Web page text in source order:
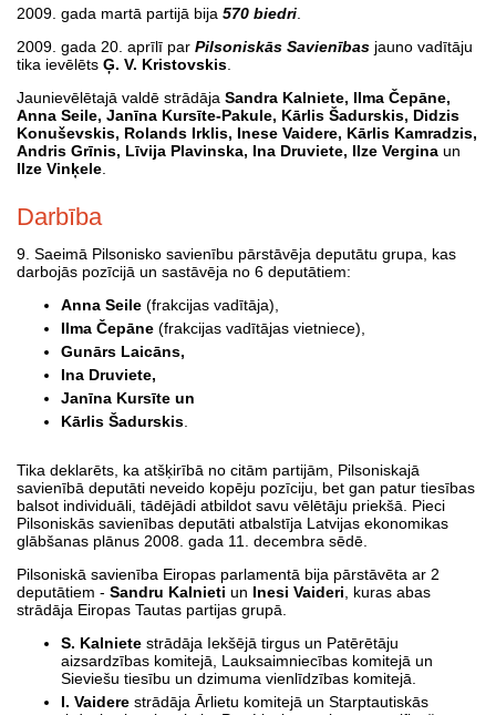
2009. gada martā partijā bija 570 biedri
2009. gada 20. aprīlī par Pilsoniskās Savienības jauno vadītāju
tika ievēlēts Ģ. V. Kristovskis
Jaunievēlētajā valdē strādāja Sandra Kalniete, Ilma Čepāne,
Anna Seile, Janīna Kursīte-Pakule, Kārlis Šadurskis, Didzis
Konuševskis, Rolands Irklis, Inese Vaidere, Kārlis Kamradzis,
Andris Grīnis, Līvija Plavinska, Ina Druviete, Ilze Vergina un
Ilze Vinķele
Darbība
9. Saeimā Pilsonisko savienību pārstāvēja deputātu grupa, kas
darbojās pozīcijā un sastāvēja no 6 deputātiem:
Anna Seile (frakcijas vadītāja),
Ilma Čepāne (frakcijas vadītājas vietniece),
Gunārs Laicāns,
Ina Druviete,
Janīna Kursīte un
Kārlis Šadurskis
Tika deklarēts, ka atšķirībā no citām partijām, Pilsoniskajā
savienībā deputāti neveido kopēju pozīciju, bet gan patur tiesības
balsot individuāli, tādējādi atbildot savu vēlētāju priekšā. Pieci
Pilsoniskās savienības deputāti atbalstīja Latvijas ekonomikas
glābšanas plānus 2008. gada 11. decembra sēdē.
Pilsoniskā savienība Eiropas parlamentā bija pārstāvēta ar 2
deputātiem - Sandru Kalnieti un Inesi Vaideri , kuras abas
strādāja Eiropas Tautas partijas grupā.
S. Kalniete strādāja Iekšējā tirgus un Patērētāju
aizsardzības komitejā, Lauksaimniecības komitejā un
Sieviešu tiesību un dzimuma vienlīdzības komitejā.
I. Vaidere strādāja Ārlietu komitejā un Starptautiskās